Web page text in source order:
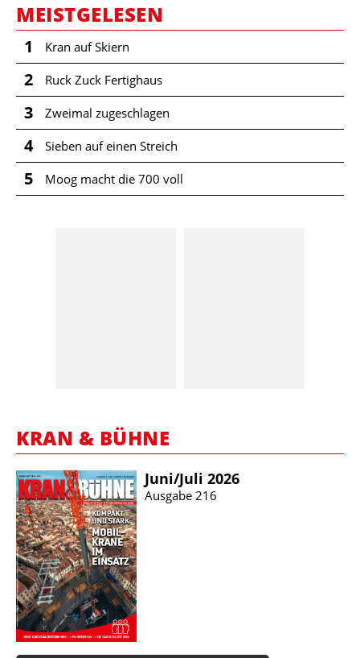
MEISTGELESEN
1 Kran auf Skiern
2 Ruck Zuck Fertighaus
3 Zweimal zugeschlagen
4 Sieben auf einen Streich
5 Moog macht die 700 voll
KRAN & BÜHNE
Juni/​Juli 2026
Ausgabe 216